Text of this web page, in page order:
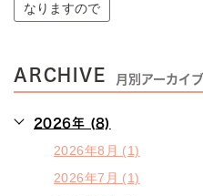
なりますので
ARCHIVE 月別アーカイブ
2026年 (8)
2026年8月 (1)
2026年7月 (1)